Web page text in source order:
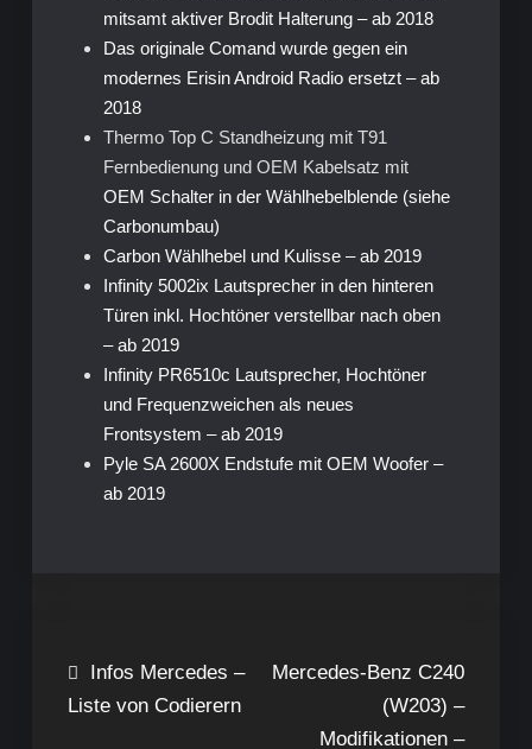
mitsamt aktiver Brodit Halterung – ab 2018
Das originale Comand wurde gegen ein
modernes Erisin Android Radio ersetzt – ab
2018
Thermo Top C Standheizung mit T91
Fernbedienung und OEM Kabelsatz mit
OEM Schalter in der Wählhebelblende (siehe
Carbonumbau)
Carbon Wählhebel und Kulisse – ab 2019
Infinity 5002ix Lautsprecher in den hinteren
Türen inkl. Hochtöner verstellbar nach oben
– ab 2019
Infinity PR6510c Lautsprecher, Hochtöner
und Frequenzweichen als neues
Frontsystem – ab 2019
Pyle SA 2600X Endstufe mit OEM Woofer –
ab 2019
Beitragsnavigation
Infos Mercedes –
Liste von Codierern
Mercedes-Benz C240
(W203) –
Modifikationen –